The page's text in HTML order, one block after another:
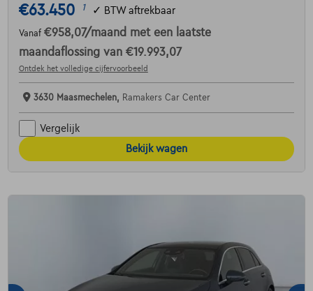
€63.450 1 ✓ BTW aftrekbaar
Vanaf €958,07/maand met een laatste
maandaflossing van €19.993,07
Ontdek het volledige cijfervoorbeeld
3630 Maasmechelen, Ramakers Car Center
Vergelijk
Bekijk wagen